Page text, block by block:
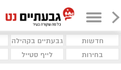
חדשות גבעתיים בקהילה
בחירות
לייף סטייל